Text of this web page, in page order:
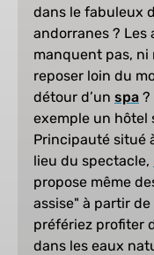
dans le fabuleux
andorranes ? Les
manquent pas, ni
reposer loin du
détour d’un spa ?
exemple un hôtel
Principauté situé
lieu du spectacle,
propose même
assise" à partir
préfériez profiter
dans les eaux